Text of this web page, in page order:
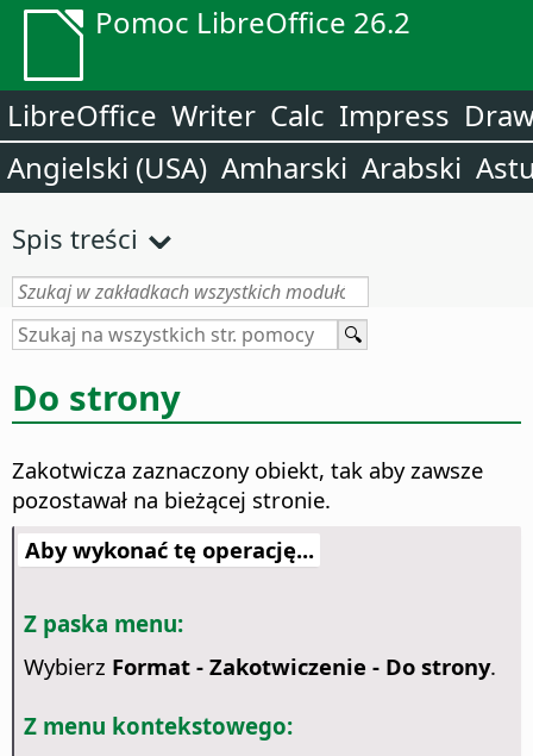
Pomoc LibreOffice 26.2
LibreOffice Writer Calc Impress
Angielski (USA) Amharski Arabski
Spis treści
Do strony
Zakotwicza zaznaczony obiekt, tak aby zawsze
pozostawał na bieżącej stronie.
Aby wykonać tę operację...
Z paska menu:
Wybierz Format - Zakotwiczenie - Do strony.
Z menu kontekstowego: